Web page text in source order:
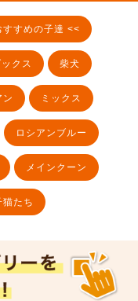
すめの子達 <<
クス 柴犬
ン ミックス
ロシアンブルー
メインクーン
たち